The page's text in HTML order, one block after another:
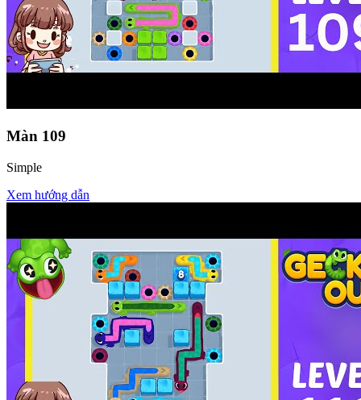
Màn 109
Simple
Xem hướng dẫn